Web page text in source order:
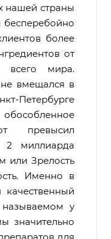
нашей страны
более
от
всего мира.
вмещался в
Петербурге
превысил
миллиарда
или Зрелость
Именно в
у
значительно